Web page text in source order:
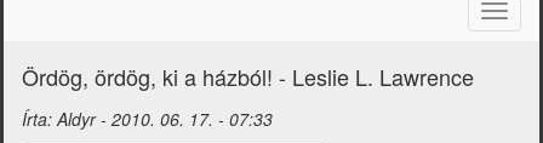
Ördög, ördög, ki a házból! - Leslie L. Lawrence
Írta:Aldyr- 2010. 06. 17. - 07:33